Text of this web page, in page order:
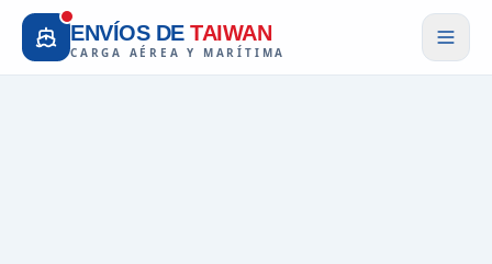
ENVÍOS DE TAIWAN
CARGA AÉREA Y MARÍTIMA